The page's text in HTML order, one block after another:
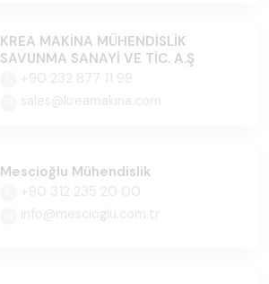
KREA MAKİNA MÜHENDİSLİK
SAVUNMA SANAYİ VE TİC. A.Ş
+90 232 877 11 99
sales@kreamakina.com
Mescioğlu Mühendislik
+90 312 235 20 00
info@mescioglu.com.tr